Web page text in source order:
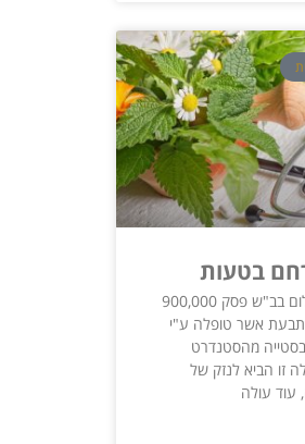
בטעות
ביהמ"ש השלום בב"ש פסק 900,000
אשר טופלה ע"י
בסטייה מהסטנדרט
זו הביא לנזק של
עוד עולה